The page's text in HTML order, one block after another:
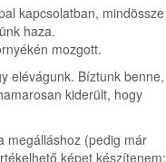
kapcsolatban, mindössze
haza.
mozgott.
elévágunk. Bíztunk benne,
kiderült, hogy
megálláshoz (pedig már
képet készítenem: